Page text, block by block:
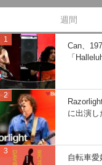
週間
Can、
「
に出演し
自転車愛